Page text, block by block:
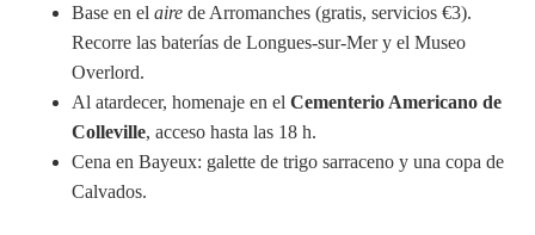
Base en el aire de Arromanches (gratis, servicios €3).
Recorre las baterías de Longues-sur-Mer y el Museo
Overlord.
Al atardecer, homenaje en el Cementerio Americano de
Colleville, acceso hasta las 18 h.
Cena en Bayeux: galette de trigo sarraceno y una copa de
Calvados.